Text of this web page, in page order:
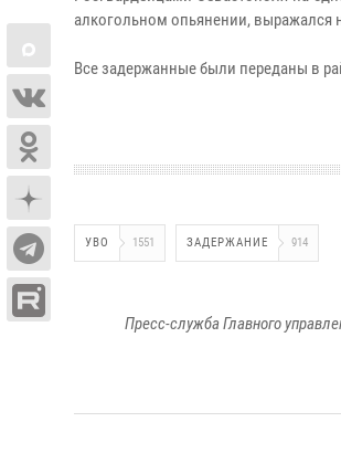
алкогольном опьянении, выражался
Все задержанные были переданы в
УВО 1551 ЗАДЕРЖАНИЕ 914
Пресс-служба Главного